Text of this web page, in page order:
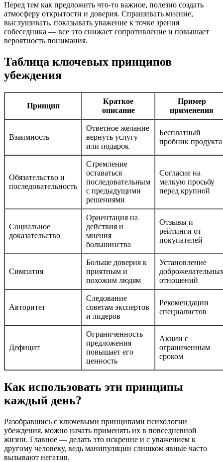
Перед тем как предложить что-то важное, полезно создать
атмосферу открытости и доверия. Спрашивать мнение,
выслушивать, показывать уважение к точке зрения
собеседника — все это снижает сопротивление и повышает
вероятность понимания.
Таблица ключевых принципов
убеждения
Принцип
Краткое
описание
Пример
применения
Взаимность
Ответное желание
вернуть услугу
или подарок
Бесплатный
пробник продукта
Обязательство и
последовательность
Стремление
оставаться
последовательным
с предыдущими
решениями
Согласие на
мелкую просьбу
перед крупной
Социальное
доказательство
Ориентация на
действия и
мнения
большинства
Отзывы и
рейтинги от
покупателей
Симпатия
Больше доверия к
приятным и
похожим людям
Установление
отношений
Авторитет
Следование
советам экспертов
и лидеров
Рекомендации
специалистов
Дефицит
Ограниченность
предложения
повышает его
ценность
Акции с
ограниченным
сроком
Как использовать эти принципы
каждый день?
Разобравшись с ключевыми принципами психологии
убеждения, можно начать применять их в повседневной
жизни. Главное — делать это искренне и с уважением к
другому человеку, ведь манипуляции слишком явные часто
вызывают негатив.